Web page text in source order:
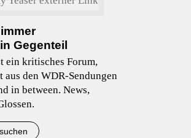
Gegenteil
ein kritisches Forum,
den WDR-Sendungen
in between. News,